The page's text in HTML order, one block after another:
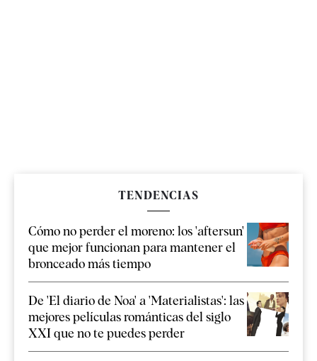
TENDENCIAS
Cómo no perder el moreno: los 'aftersun'
que mejor funcionan para mantener el
bronceado más tiempo
De 'El diario de Noa' a 'Materialistas': las
mejores películas románticas del siglo
XXI que no te puedes perder